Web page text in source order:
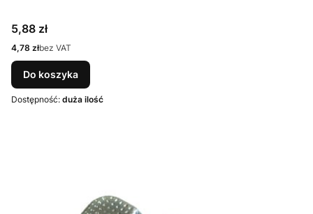
Cena
5,88 zł
Cena
4,78 złbez VAT
Do koszyka
Dostępność: duża ilość